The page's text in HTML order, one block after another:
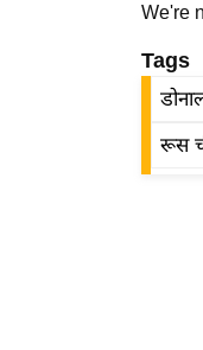
We're
Tags
रूस